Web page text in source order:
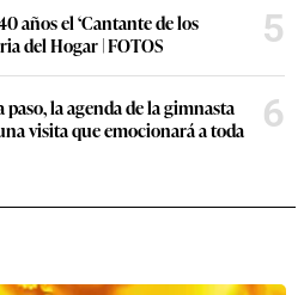
años el ‘Cantante de los
del Hogar | FOTOS
5
la agenda de la gimnasta
visita que emocionará a toda
6